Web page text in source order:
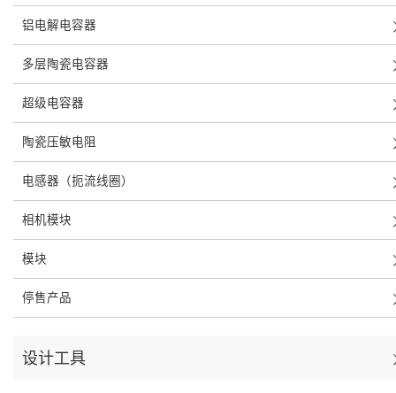
铝电解电容器
多层陶瓷电容器
超级电容器
陶瓷压敏电阻
电感器（扼流线圈）
相机模块
模块
停售产品
设计工具